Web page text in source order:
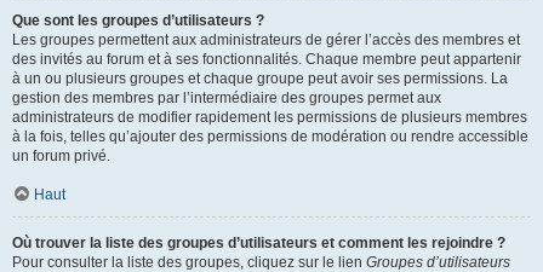
Que sont les groupes d’utilisateurs ?
Les groupes permettent aux administrateurs de gérer l’accès des membres et
des invités au forum et à ses fonctionnalités. Chaque membre peut appartenir
à un ou plusieurs groupes et chaque groupe peut avoir ses permissions. La
gestion des membres par l’intermédiaire des groupes permet aux
administrateurs de modifier rapidement les permissions de plusieurs membres
à la fois, telles qu’ajouter des permissions de modération ou rendre accessible
un forum privé.
Haut
Où trouver la liste des groupes d’utilisateurs et comment les rejoindre ?
Pour consulter la liste des groupes, cliquez sur le lien Groupes d’utilisateurs